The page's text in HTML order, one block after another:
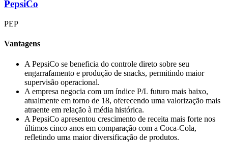
PepsiCo
PEP
Vantagens
A PepsiCo se beneficia do controle direto sobre seu
engarrafamento e produção de snacks, permitindo maior
supervisão operacional.
A empresa negocia com um índice P/L futuro mais baixo,
atualmente em torno de 18, oferecendo uma valorização mais
atraente em relação à média histórica.
A PepsiCo apresentou crescimento de receita mais forte nos
últimos cinco anos em comparação com a Coca-Cola,
refletindo uma maior diversificação de produtos.